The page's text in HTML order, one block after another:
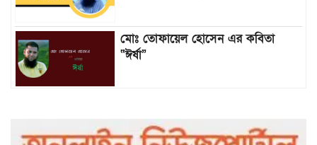
মোঃ তোফায়েল হোসেন এর কবিতা
“ঈর্ষা”
আটকে পড়া ১০ পর্যটককে উদ্ধার করল
পুলিশ ও ফায়ার সার্ভিস